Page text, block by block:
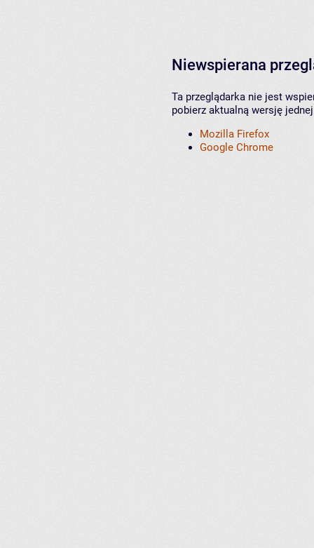
Niewspierana
Ta przeglądarka nie jest
pobierz aktualną wersję
Mozilla Firefox
Google Chrome